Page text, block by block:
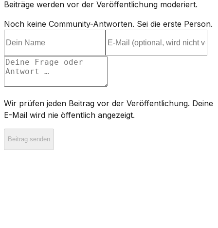
Beiträge werden vor der Veröffentlichung moderiert.
Noch keine Community-Antworten. Sei die erste Person.
Wir prüfen jeden Beitrag vor der Veröffentlichung. Deine
E-Mail wird nie öffentlich angezeigt.
Beitrag senden